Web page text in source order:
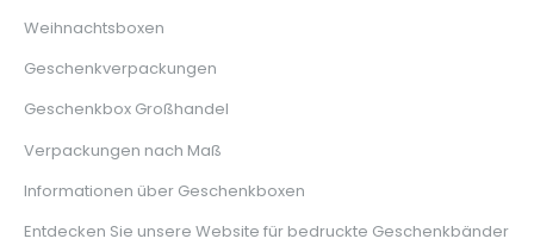
Weihnachtsboxen
Geschenkverpackungen
Geschenkbox Großhandel
Verpackungen nach Maß
Informationen über Geschenkboxen
Entdecken Sie unsere Website für bedruckte Geschenkbänder